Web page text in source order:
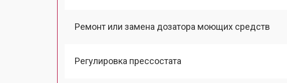
Ремонт или замена дозатора моющих средств
Регулировка прессостата